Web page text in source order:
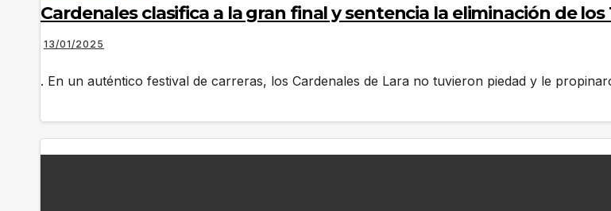
Cardenales clasifica a la gran final y sentencia la eliminación de
13/01/2025
. En un auténtico festival de carreras, los Cardenales de Lara no tuvieron piedad y le